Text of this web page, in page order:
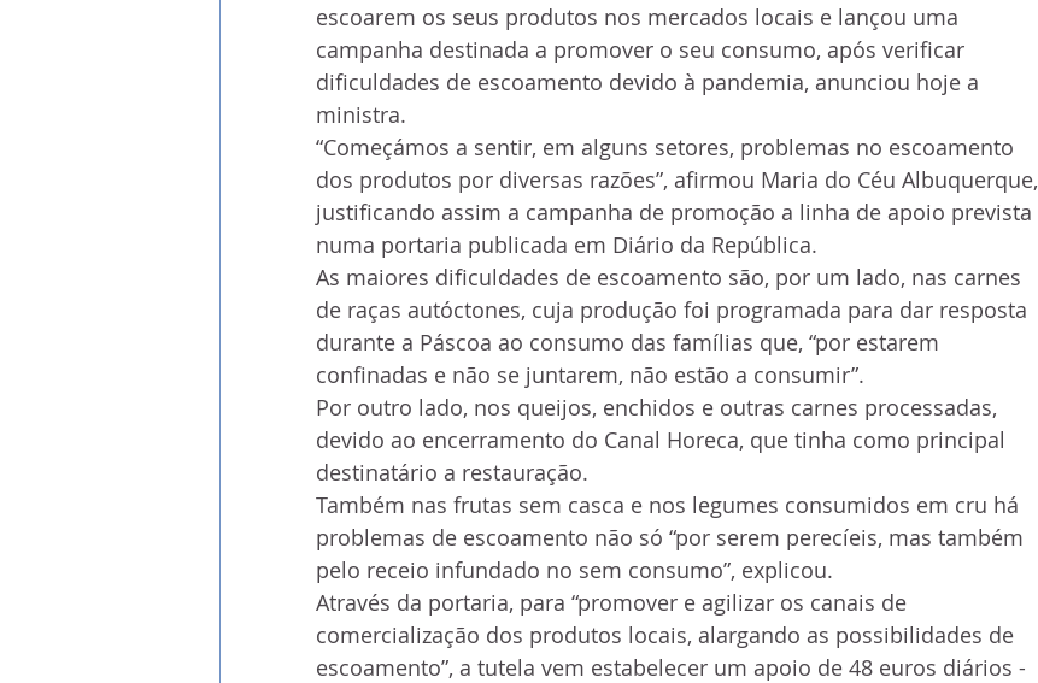
escoarem os seus produtos nos mercados locais e lançou uma
campanha destinada a promover o seu consumo, após verificar
dificuldades de escoamento devido à pandemia, anunciou hoje a
ministra.
“Começámos a sentir, em alguns setores, problemas no escoamento
dos produtos por diversas razões”, afirmou Maria do Céu Albuquerque,
justificando assim a campanha de promoção a linha de apoio prevista
numa portaria publicada em Diário da República.
As maiores dificuldades de escoamento são, por um lado, nas carnes
de raças autóctones, cuja produção foi programada para dar resposta
durante a Páscoa ao consumo das famílias que, “por estarem
confinadas e não se juntarem, não estão a consumir”.
Por outro lado, nos queijos, enchidos e outras carnes processadas,
devido ao encerramento do Canal Horeca, que tinha como principal
destinatário a restauração.
Também nas frutas sem casca e nos legumes consumidos em cru há
problemas de escoamento não só “por serem perecíeis, mas também
pelo receio infundado no sem consumo”, explicou.
Através da portaria, para “promover e agilizar os canais de
comercialização dos produtos locais, alargando as possibilidades de
escoamento”, a tutela vem estabelecer um apoio de 48 euros diários -